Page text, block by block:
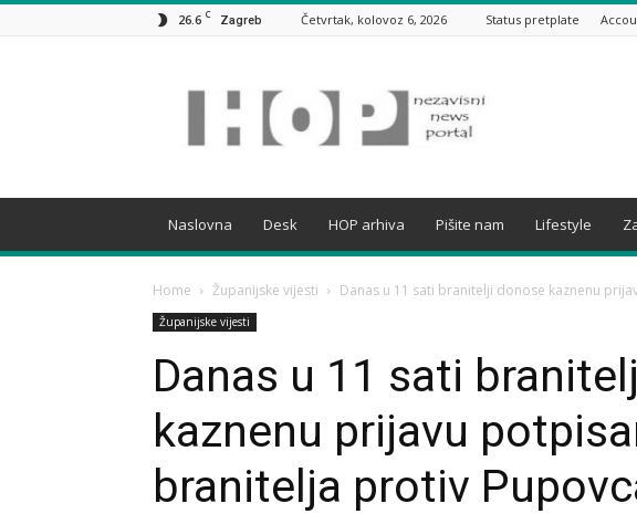
26.6 C Zagreb Četvrtak, kolovoz 6, 2026 Status pretplate
Naslovna Desk HOP arhiva Pišite nam Lifestyle
Home Županijske vijesti Danas u 11 sati branitelji donose kaznenu
Županijske vijesti
Danas u 11 sati
kaznenu prijavu
branitelja protiv